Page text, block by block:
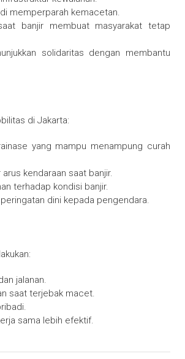
memperparah kemacetan.
banjir membuat masyarakat tetap
solidaritas dengan membantu
di Jakarta:
yang mampu menampung curah
kendaraan saat banjir.
terhadap kondisi banjir.
dini kepada pengendara.
jalanan.
saat terjebak macet.
sama lebih efektif.